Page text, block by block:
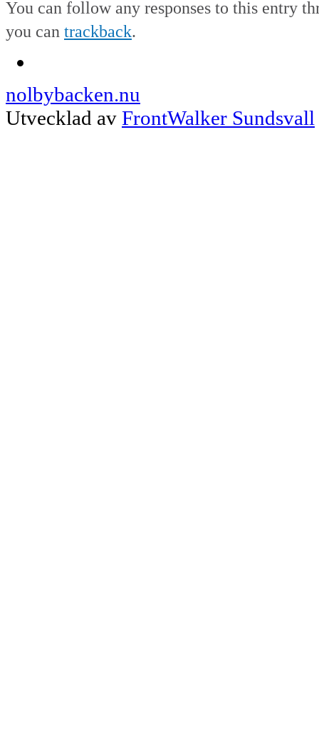
You can follow any responses to this entry
you can trackback.
nolbybacken.nu
Utvecklad av FrontWalker Sundsvall